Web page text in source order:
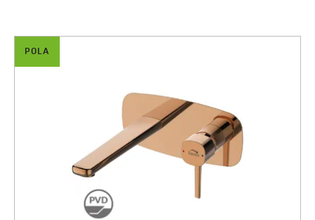
POLA